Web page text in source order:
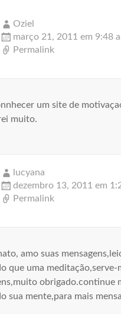
Oziel
março 21, 2011 em 9:48
Permalink
um site de
muito.
lucyana
dezembro 13, 2011 em
Permalink
amo suas
que uma
obrigado.continue
sua mente,para mais